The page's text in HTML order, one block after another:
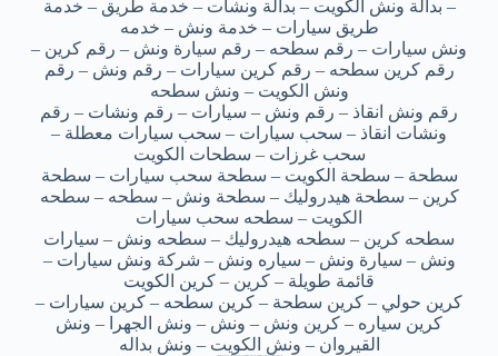
– بدالة ونش الكويت – بدالة ونشات – خدمة طريق – خدمة
طريق سيارات – خدمة ونش – خدمه
ونش سيارات – رقم سطحه – رقم سيارة ونش – رقم كرين –
رقم كرين سطحه – رقم كرين سيارات – رقم ونش – رقم
ونش الكويت – ونش سطحه
رقم ونش انقاذ – رقم ونش – سيارات – رقم ونشات – رقم
ونشات انقاذ – سحب سيارات – سحب سيارات معطلة –
سحب غرزات – سطحات الكويت
سطحة – سطحة الكويت – سطحة سحب سيارات – سطحة
كرين – سطحة هيدروليك – سطحة ونش – سطحه – سطحه
الكويت – سطحه سحب سيارات
سطحه كرين – سطحه هيدروليك – سطحه ونش – سيارات
ونش – سيارة ونش – سياره ونش – شركة ونش سيارات –
قائمة طويلة – كرين – كرين الكويت
كرين حولي – كرين سطحة – كرين سطحه – كرين سيارات –
كرين سياره – كرين ونش – ونش – ونش الجهرا – ونش
القيروان – ونش الكويت – ونش بداله